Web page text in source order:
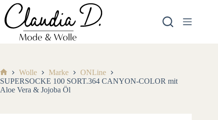
Zum
Inhalt
springen
Start
Wolle Marke
ONLine
SUPERSOCKE 100 SORT.364 CANYON-COLOR mit
Aloe Vera & Jojoba Öl